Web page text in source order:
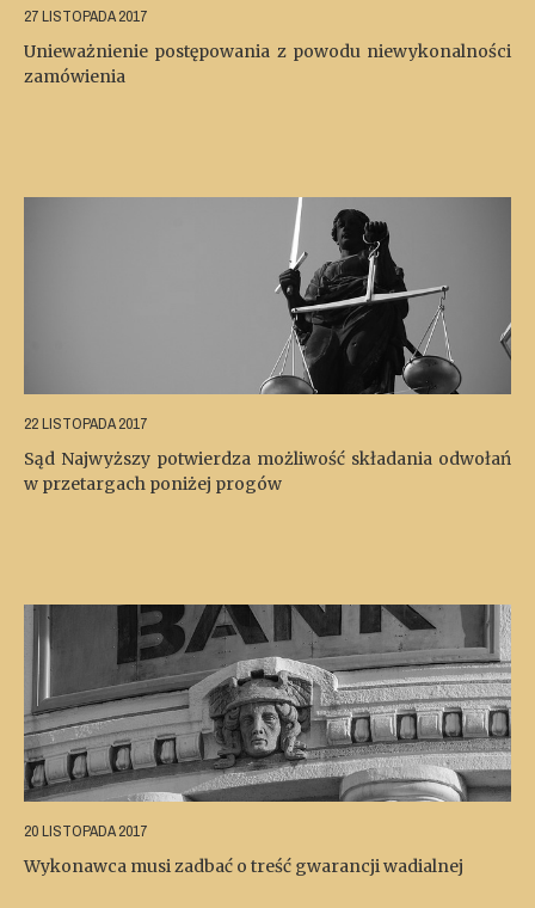
27 LISTOPADA 2017
Unieważnienie postępowania z powodu niewykonalności
zamówienia
22 LISTOPADA 2017
Sąd Najwyższy potwierdza możliwość składania odwołań
w przetargach poniżej progów
20 LISTOPADA 2017
Wykonawca musi zadbać o treść gwarancji wadialnej